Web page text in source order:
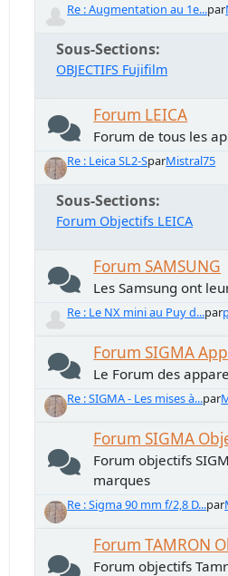
Re : Augmentation au 1e...par
Sous-Sections
OBJECTIFS Fujifilm
Forum LEICA
Forum de tous les
Re : Leica SL2-SparMistral75
Sous-Sections
Forum Objectifs LEICA
Forum SAMSUNG
Les Samsung ont
Re : Le NX mini au Puy d...par
Forum SIGMA
Le Forum des
Re : SIGMA - Les mises à...par
Forum SIGMA
Forum objectifs
marques
Re : Sigma 90 mm f/2,8 D...par
Forum TAMRON
Forum objectifs